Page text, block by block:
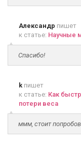
Александр пишет
к статье: Научные
Спасибо!
k пишет
к статье: Как
потери веса
ммм, стоит